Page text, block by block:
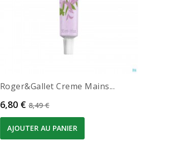
Roger&gallet Creme Mains...
Prix
6,80 € Prix de base
8,49 €
AJOUTER AU PANIER